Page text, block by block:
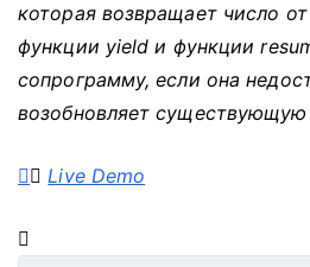
которая возвращает число
функции yield и функции
сопрограмму, если она
возобновляет
Live Demo